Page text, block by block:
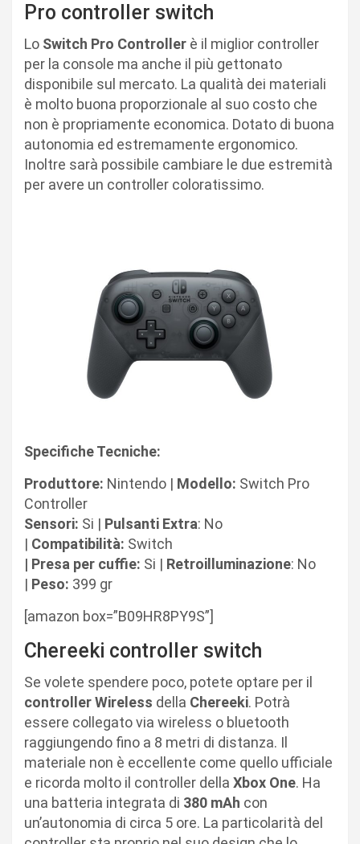
Pro controller switch
Lo Switch Pro Controller è il miglior controller
per la console ma anche il più gettonato
disponibile sul mercato. La qualità dei materiali
è molto buona proporzionale al suo costo che
non è propriamente economica. Dotato di buona
autonomia ed estremamente ergonomico.
Inoltre sarà possibile cambiare le due estremità
per avere un controller coloratissimo.
Specifiche Tecniche:
Produttore: Nintendo | Modello: Switch Pro
Controller
Sensori: Si | Pulsanti Extra: No
| Compatibilità: Switch
| Presa per cuffie: Si | Retroilluminazione: No
| Peso: 399 gr
[amazon box=”B09HR8PY9S”]
Chereeki controller switch
Se volete spendere poco, potete optare per il
controllerWireless della Chereeki. Potrà
essere collegato via wireless o bluetooth
raggiungendo fino a 8 metri di distanza. Il
materiale non è eccellente come quello ufficiale
e ricorda molto il controller della Xbox One. Ha
una batteria integrata di 380 mAh con
un’autonomia di circa 5 ore. La particolarità del